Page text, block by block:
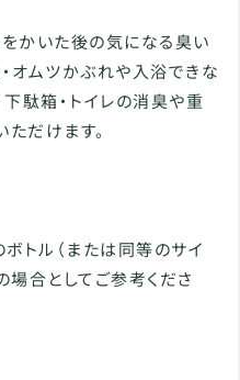
かいた後の気になる臭い
オムツかぶれや入浴できな
下駄箱・トイレの消臭や重
だけます。
ル（または同等のサイ
場合としてご参考くださ